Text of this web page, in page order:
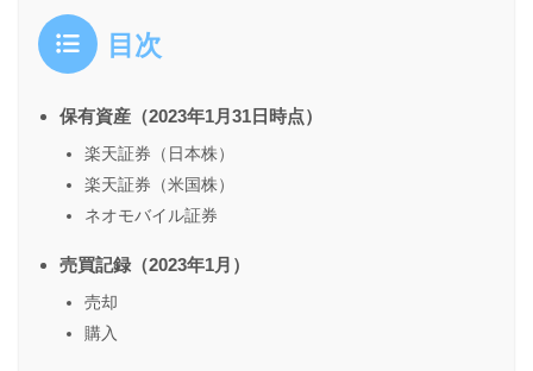
目次
保有資産（2023年1月31日時点）
楽天証券（日本株）
楽天証券（米国株）
ネオモバイル証券
売買記録（2023年1月）
売却
購入